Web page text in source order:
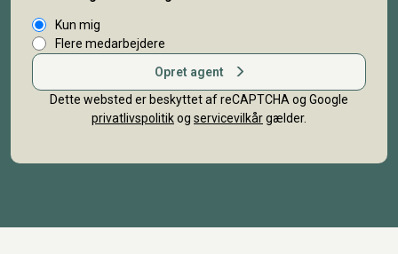
Kun mig
Flere medarbejdere
Opret agent
Dette websted er beskyttet af reCAPTCHA og Google
privatlivspolitikog servicevilkårgælder.